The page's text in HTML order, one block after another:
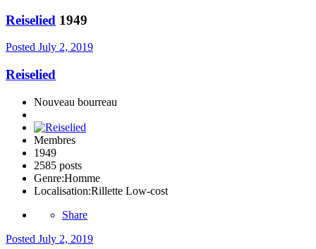
Reiselied 1949
Posted July 2, 2019
Reiselied
Nouveau bourreau
Membres
1949
2585 posts
Genre:Homme
Localisation:Rillette Low-cost
Share
Posted July 2, 2019